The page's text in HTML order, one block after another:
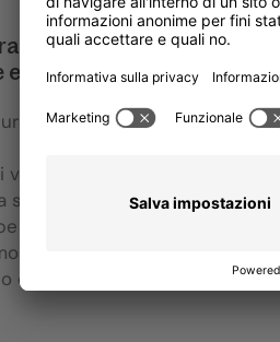
paesaggi leggendari di
pura magia dolomitica.
dell'Alta Badia e delle
che si innalzano al
dalla verde valle
di Fanes. La flora e la fauna
che popolano le creste
questa escursione